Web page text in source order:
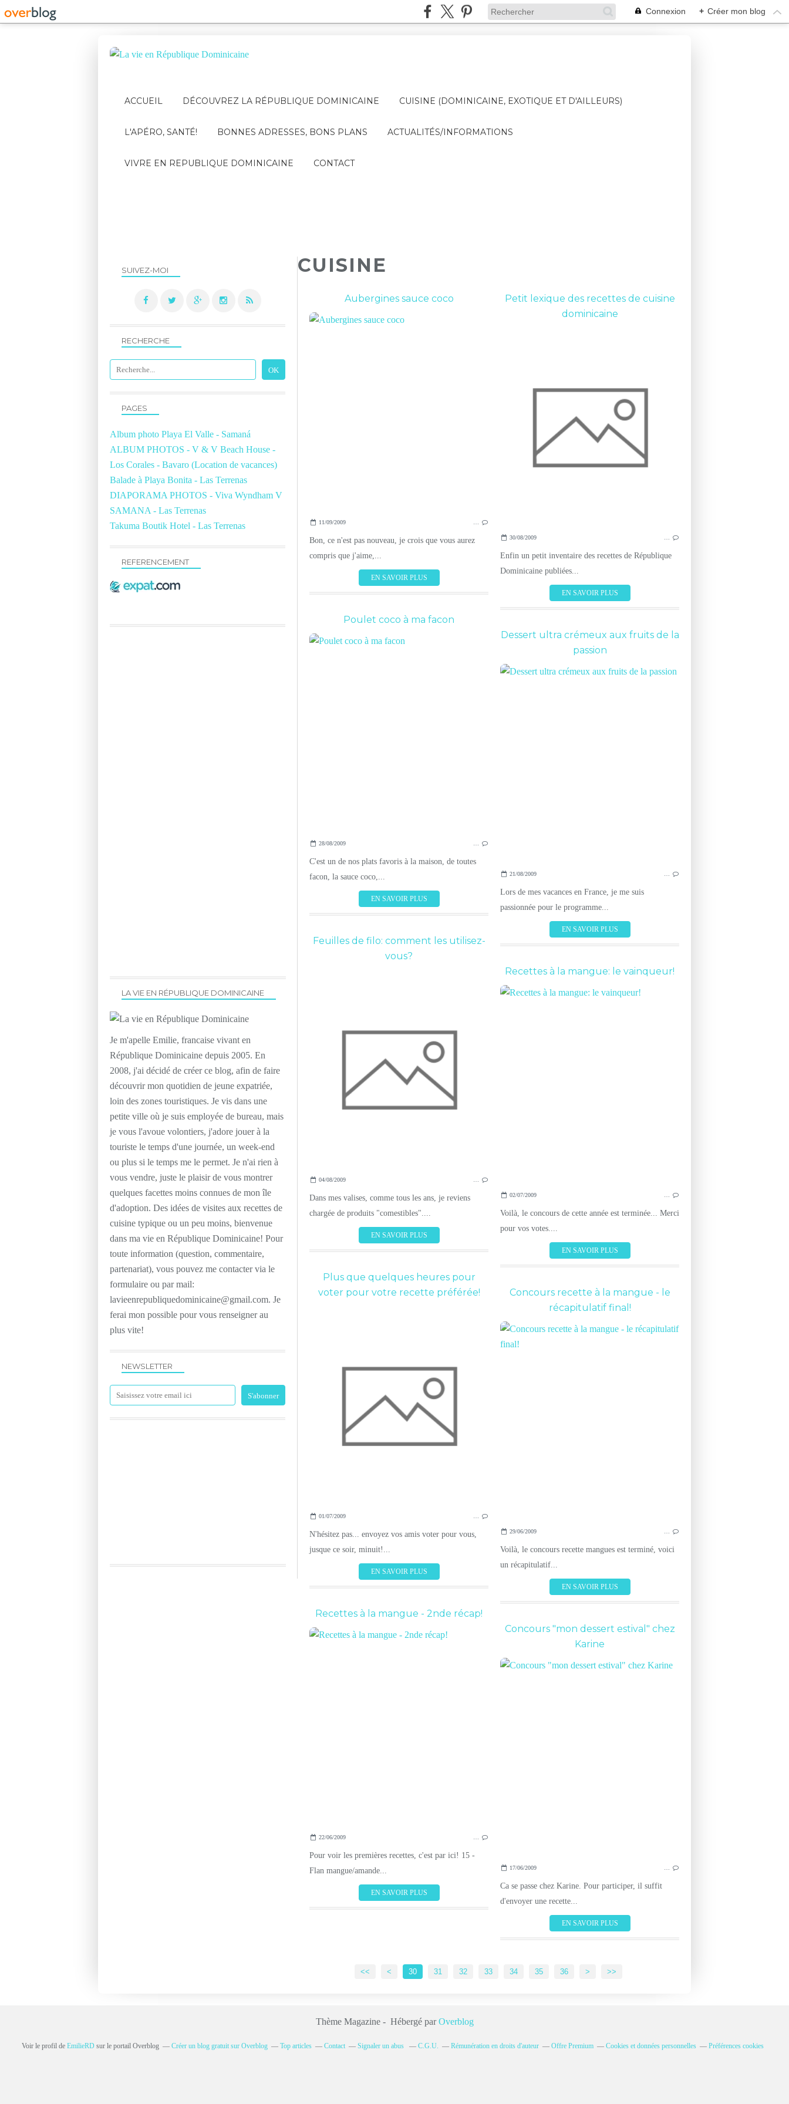
Connexion + Créer mon blog
ACCUEIL DÉCOUVREZ LA RÉPUBLIQUE DOMINICAINE CUISINE (DOMINICAINE, EXOTIQUE ET D'AILLEURS)
L'APÉRO, SANTÉ! BONNES ADRESSES, BONS PLANS ACTUALITÉS/INFORMATIONS
VIVRE EN REPUBLIQUE DOMINICAINE CONTACT
CUISINE
Aubergines sauce coco
11/09/2009 …
Bon, ce n'est pas nouveau, je crois que vous aurez
compris que j'aime,...
EN SAVOIR PLUS
Petit lexique des recettes de cuisine
dominicaine
30/08/2009 …
Enfin un petit inventaire des recettes de République
Dominicaine publiées...
EN SAVOIR PLUS
Poulet coco à ma facon
28/08/2009 …
C'est un de nos plats favoris à la maison, de toutes
facon, la sauce coco,...
EN SAVOIR PLUS
Dessert ultra crémeux aux fruits de la
passion
21/08/2009 …
Lors de mes vacances en France, je me suis
passionnée pour le programme...
EN SAVOIR PLUS
Feuilles de filo: comment les utilisez-
vous?
04/08/2009 …
Dans mes valises, comme tous les ans, je reviens
chargée de produits "comestibles"....
EN SAVOIR PLUS
Recettes à la mangue: le vainqueur!
02/07/2009 …
Voilà, le concours de cette année est terminée... Merci
pour vos votes....
EN SAVOIR PLUS
Plus que quelques heures pour
voter pour votre recette préférée!
01/07/2009 …
N'hésitez pas... envoyez vos amis voter pour vous,
jusque ce soir, minuit!...
EN SAVOIR PLUS
Concours recette à la mangue - le
récapitulatif final!
29/06/2009 …
Voilà, le concours recette mangues est terminé, voici
un récapitulatif...
EN SAVOIR PLUS
Recettes à la mangue - 2nde récap!
22/06/2009 …
Pour voir les premières recettes, c'est par ici! 15 -
Flan mangue/amande...
EN SAVOIR PLUS
Concours "mon dessert estival" chez
Karine
17/06/2009 …
Ca se passe chez Karine. Pour participer, il suffit
d'envoyer une recette...
EN SAVOIR PLUS
<< < 10
20
30 31 32 33 34 35 36 > >>
NEWSLETTER
SUIVEZ-MOI
RECHERCHE
LA VIE EN RÉPUBLIQUE DOMINICAINE
Je m'apelle Emilie, francaise vivant en
République Dominicaine depuis 2005. En
2008, j'ai décidé de créer ce blog, afin de faire
découvrir mon quotidien de jeune expatriée,
loin des zones touristiques. Je vis dans une
petite ville où je suis employée de bureau, mais
je vous l'avoue volontiers, j'adore jouer à la
touriste le temps d'une journée, un week-end
ou plus si le temps me le permet. Je n'ai rien à
vous vendre, juste le plaisir de vous montrer
quelques facettes moins connues de mon île
d'adoption. Des idées de visites aux recettes de
cuisine typique ou un peu moins, bienvenue
dans ma vie en République Dominicaine! Pour
toute information (question, commentaire,
partenariat), vous pouvez me contacter via le
formulaire ou par mail:
lavieenrepubliquedominicaine@gmail.com. Je
ferai mon possible pour vous renseigner au
plus vite!
PAGES
Album photo Playa El Valle - Samaná
ALBUM PHOTOS - V & V Beach House -
Los Corales - Bavaro (Location de vacances)
Balade à Playa Bonita - Las Terrenas
DIAPORAMA PHOTOS - Viva Wyndham V
SAMANA - Las Terrenas
Takuma Boutik Hotel - Las Terrenas
REFERENCEMENT
Thème Magazine - Hébergé parOverblog
Voir le profil de EmilieRD sur le portail Overblog Créer un blog gratuit sur Overblog Top articles Contact Signaler un abus C.G.U. Rémunération en droits d'auteur Offre Premium Cookies et données personnelles Préférences cookies